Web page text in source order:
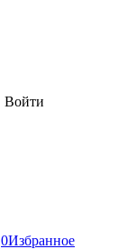
Войти
0Избранное